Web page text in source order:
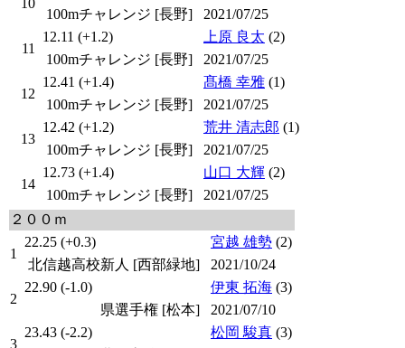
10
100mチャレンジ [長野] 2021/07/25
11
12.11 (+1.2) 上原 良太 (2)
100mチャレンジ [長野]
2021/07/25
12
12.41 (+1.4) 髙橋 幸雅 (1)
100mチャレンジ [長野]
2021/07/25
13
12.42 (+1.2) 荒井 清志郎 (1)
100mチャレンジ [長野]
2021/07/25
14
12.73 (+1.4) 山口 大輝 (2)
100mチャレンジ [長野]
2021/07/25
２００ｍ
1
22.25 (+0.3) 宮越 雄勢 (2)
北信越高校新人 [西部緑地]
2021/10/24
2
22.90 (-1.0) 伊東 拓海 (3)
県選手権 [松本]
2021/07/10
3
23.43 (-2.2) 松岡 駿真 (3)